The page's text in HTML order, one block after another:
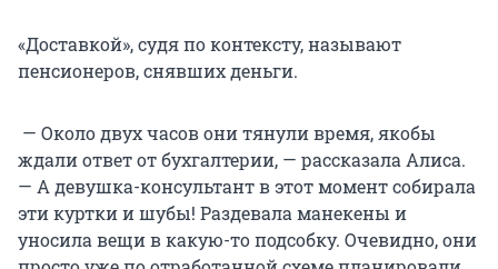
«Доставкой», судя по контексту, называют
пенсионеров, снявших деньги.
— Около двух часов они тянули время, якобы
ждали ответ от бухгалтерии, — рассказала Алиса.
— А девушка-консультант в этот момент собирала
эти куртки и шубы! Раздевала манекены и
уносила вещи в какую-то подсобку. Очевидно, они